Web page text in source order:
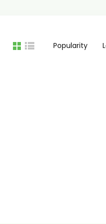
Popularity